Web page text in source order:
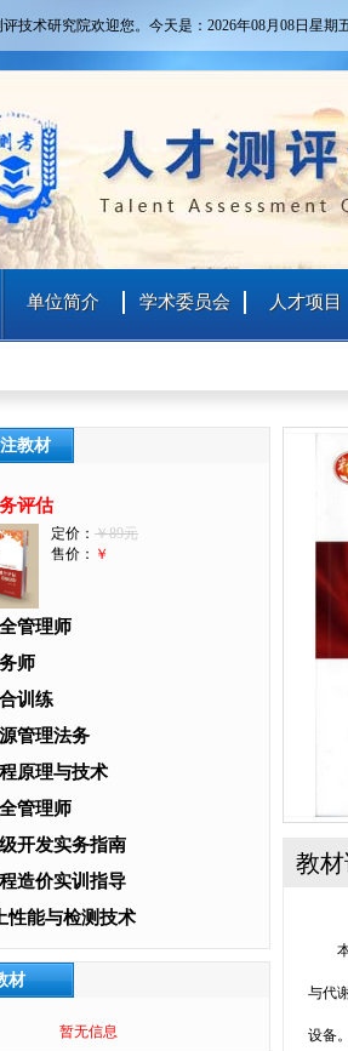
技术研究院欢迎您。 今天是：2026年08月08日 星期
单位简介 学术委员会 人才项目
教材
评估
定价： ￥89元
售价： ￥
管理师
师
训练
管理法务
原理与技术
管理师
开发实务指南
造价实训指导
性能与检测技术
材
暂无信息
教
本
与代
设备